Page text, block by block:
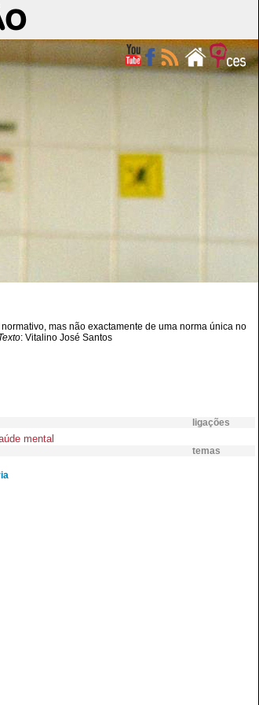
mas não exactamente de uma norma única no
: Vitalino José Santos
ligações
mental
temas